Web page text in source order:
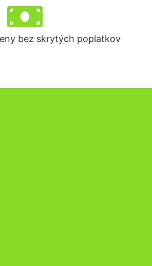
bez skrytých poplatkov